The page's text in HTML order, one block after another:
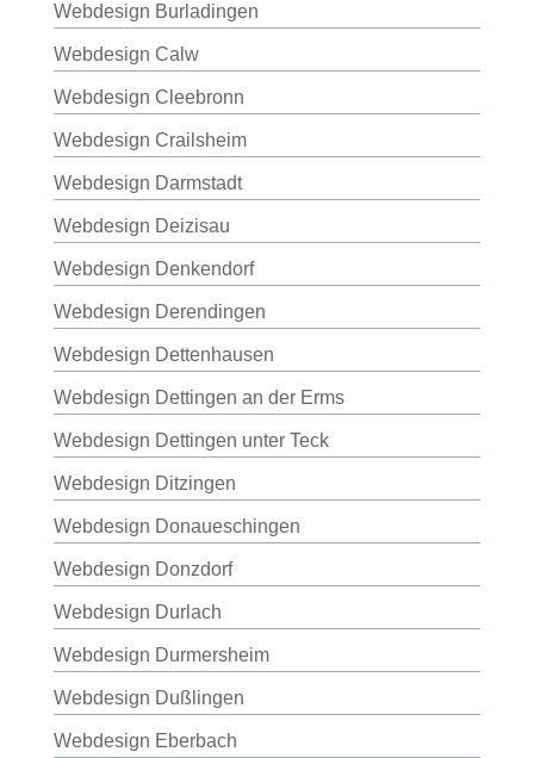
Webdesign Burladingen
Webdesign Calw
Webdesign Cleebronn
Webdesign Crailsheim
Webdesign Darmstadt
Webdesign Deizisau
Webdesign Denkendorf
Webdesign Derendingen
Webdesign Dettenhausen
Webdesign Dettingen an der Erms
Webdesign Dettingen unter Teck
Webdesign Ditzingen
Webdesign Donaueschingen
Webdesign Donzdorf
Webdesign Durlach
Webdesign Durmersheim
Webdesign Dußlingen
Webdesign Eberbach